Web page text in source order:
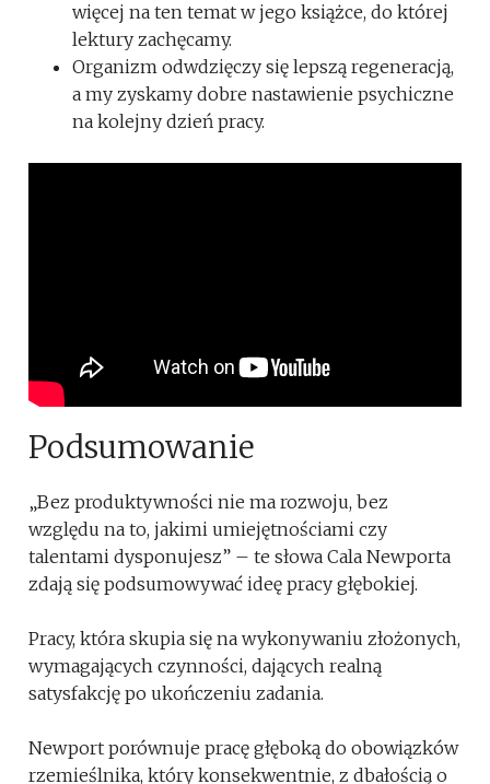
więcej na ten temat w jego książce, do której
lektury zachęcamy.
Organizm odwdzięczy się lepszą regeneracją,
a my zyskamy dobre nastawienie psychiczne
na kolejny dzień pracy.
Podsumowanie
„Bez produktywności nie ma rozwoju, bez
względu na to, jakimi umiejętnościami czy
talentami dysponujesz” – te słowa Cala Newporta
zdają się podsumowywać ideę pracy głębokiej.
Pracy, która skupia się na wykonywaniu złożonych,
wymagających czynności, dających realną
satysfakcję po ukończeniu zadania.
Newport porównuje pracę głęboką do obowiązków
rzemieślnika, który konsekwentnie, z dbałością o